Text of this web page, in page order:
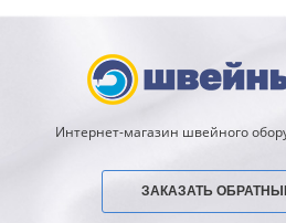
Интернет-магазин швейного
ЗАКАЗАТЬ